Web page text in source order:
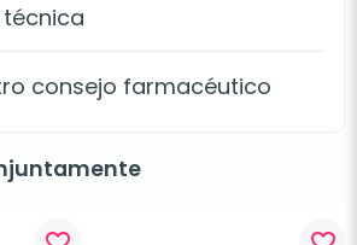
técnica
consejo farmacéutico